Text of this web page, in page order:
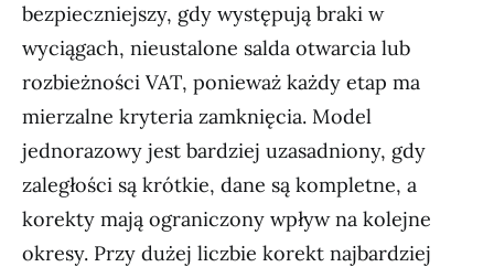
bezpieczniejszy, gdy występują braki w
wyciągach, nieustalone salda otwarcia lub
rozbieżności VAT, ponieważ każdy etap ma
mierzalne kryteria zamknięcia. Model
jednorazowy jest bardziej uzasadniony, gdy
zaległości są krótkie, dane są kompletne, a
korekty mają ograniczony wpływ na kolejne
okresy. Przy dużej liczbie korekt najbardziej